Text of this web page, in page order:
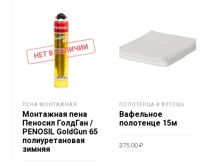
НЕТ В НАЛИЧИИ
ПЕНА МОНТАЖНАЯ
Монтажная пена
Пеносил ГолдГан /
PENOSIL GoldGun 65
полиуретановая
зимняя
ПОЛОТЕНЦА И ВЕТОШЬ
Вафельное
полотенце 15м
375.00 ₽